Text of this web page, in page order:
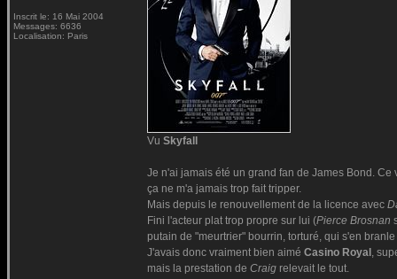
Inscrit le: 16 Mai 2004
Messages: 6636
Localisation: Paris
Vu Skyfall
Je n'ai jamais été un grand fan de James Bond.
ça ne m'a jamais trop fait tripper.
Mais depuis le renouvellement de la licence avec
Fini l'acteur plat trop propre sur lui (Pierce Brosnan
putain de "meurtrier" bourrin, torturé, qui s'en
J'avais donc vraiment bien aimé Casino Royal ,
mais la prestation de Craig relevait le tout.